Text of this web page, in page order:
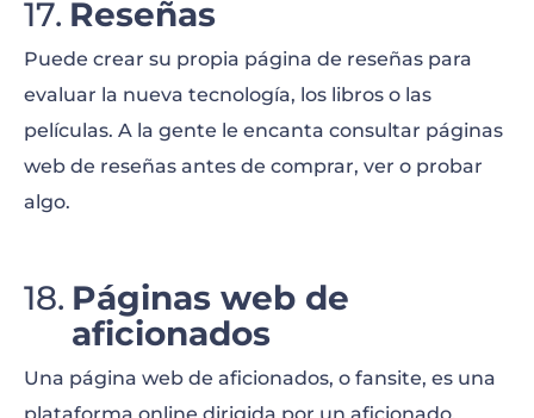
Reseñas
Puede crear su propia página de reseñas para
evaluar la nueva tecnología, los libros o las
películas. A la gente le encanta consultar páginas
web de reseñas antes de comprar, ver o probar
algo.
Páginas web de
aficionados
Una página web de aficionados, o fansite, es una